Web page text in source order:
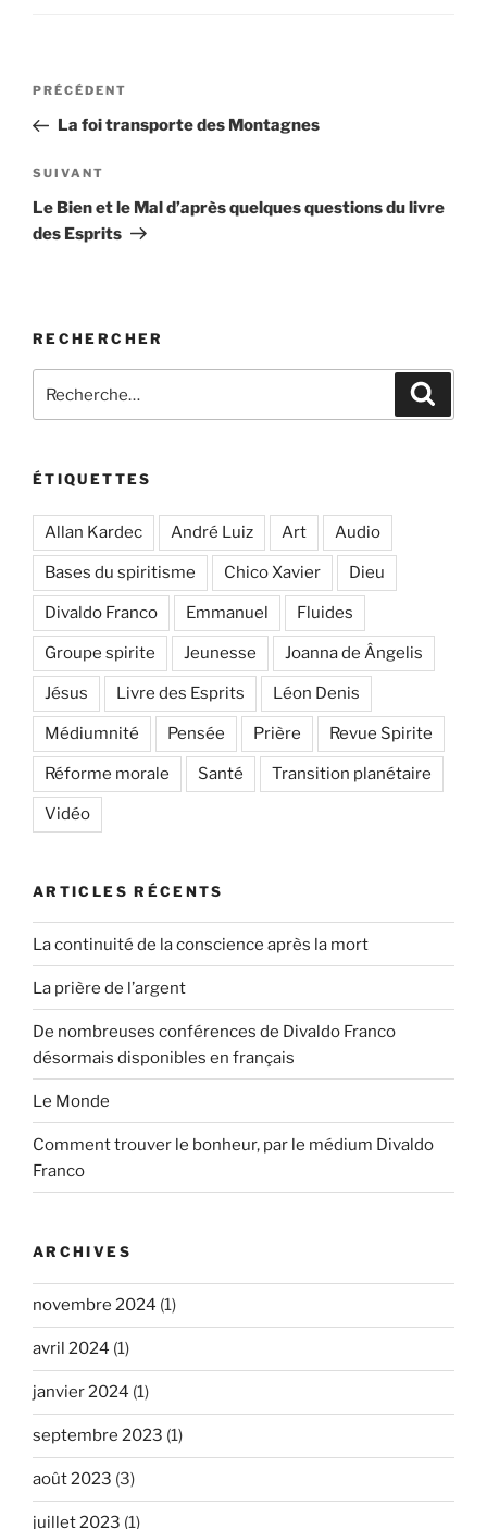
Navigation
l’article
Article
précédent
PRÉCÉDENT
La foi transporte des Montagnes
Article
suivant
SUIVANT
Le Bien et le Mal d’après quelques questions du livre
des Esprits
RECHERCHER
pour
ÉTIQUETTES
Allan Kardec André Luiz Art Audio
Bases du spiritisme Chico Xavier Dieu
Divaldo Franco Emmanuel Fluides
Groupe spirite Jeunesse Joanna de Ângelis
Jésus Livre des Esprits Léon Denis
Médiumnité Pensée Prière Revue Spirite
Réforme morale Santé Transition planétaire
Vidéo
ARTICLES RÉCENTS
La continuité de la conscience après la mort
La prière de l’argent
De nombreuses conférences de Divaldo Franco
désormais disponibles en français
Le Monde
Comment trouver le bonheur, par le médium Divaldo
Franco
ARCHIVES
novembre 2024 (1)
avril 2024 (1)
janvier 2024 (1)
septembre 2023 (1)
août 2023 (3)
juillet 2023 (1)